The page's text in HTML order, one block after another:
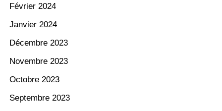
Février 2024
Janvier 2024
Décembre 2023
Novembre 2023
Octobre 2023
Septembre 2023